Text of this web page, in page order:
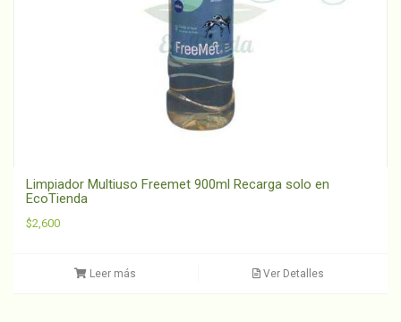
Limpiador Multiuso Freemet 900ml Recarga solo en
EcoTienda
$2,600
Leer más Ver Detalles